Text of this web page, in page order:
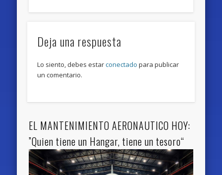
Deja una respuesta
Lo siento, debes estarconectado para publicar
un comentario.
EL MANTENIMIENTO AERONAUTICO HOY:
”Quien tiene un Hangar, tiene un tesoro“